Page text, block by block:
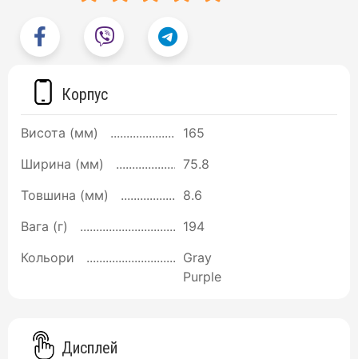
Корпус
Висота (мм)
165
Ширина (мм)
75.8
Товшина (мм)
8.6
Вага (г)
194
Кольори
Gray
Purple
Дисплей